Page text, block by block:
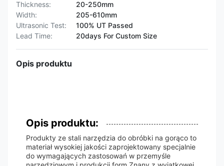
Thickness:
20-250mm
Width:
205-610mm
Ultrasonic Test:
100% UT Passed
Lead Time:
20days For Custom Size
Opis produktu
Opis produktu:
Produkty ze stali narzędzia do obróbki na gorąco to
materiał wysokiej jakości zaprojektowany specjalnie
do wymagających zastosowań w przemyśle